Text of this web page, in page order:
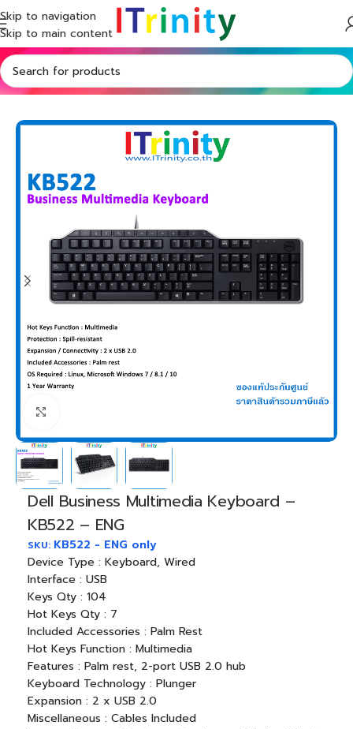
Skip to navigation
Skip to main content
Home Shop Accessories PC Accessories
Dell Business Multimedia Keyboard –
KB522 – ENG
SKU: KB522 - ENG only
Device Type : Keyboard, Wired
Interface : USB
Keys Qty : 104
Hot Keys Qty : 7
Included Accessories : Palm Rest
Hot Keys Function : Multimedia
Features : Palm rest, 2-port USB 2.0 hub
Keyboard Technology : Plunger
Expansion : 2 x USB 2.0
Miscellaneous : Cables Included